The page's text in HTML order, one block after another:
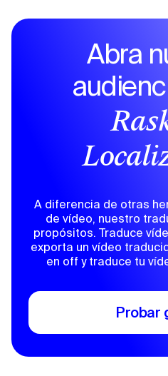
Abra
A diferencia de otras
de vídeo, nuestro
propósitos. Traduce
exporta un vídeo
en off y traduce tu
Probar